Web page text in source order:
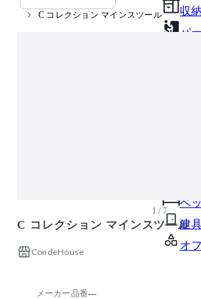
収
パ
オ
ベ
建
オ
C コレクション マインスツール
1 / 7
C コレクション マインスツール
CondeHouse
メーカー品番---